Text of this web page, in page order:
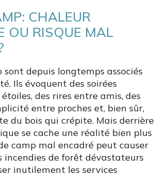
CHALEUR
OU RISQUE MAL
sont depuis longtemps associés
Ils évoquent des soirées
des rires entre amis, des
entre proches et, bien sûr,
du bois qui crépite. Mais derrière
se cache une réalité bien plus
camp mal encadré peut causer
incendies de forêt dévastateurs
inutilement les services